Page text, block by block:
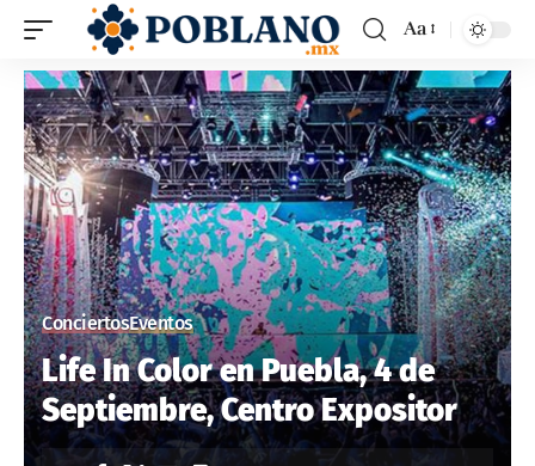
Aa
ConciertosEventos
Life In Color en Puebla, 4 de
Septiembre, Centro Expositor